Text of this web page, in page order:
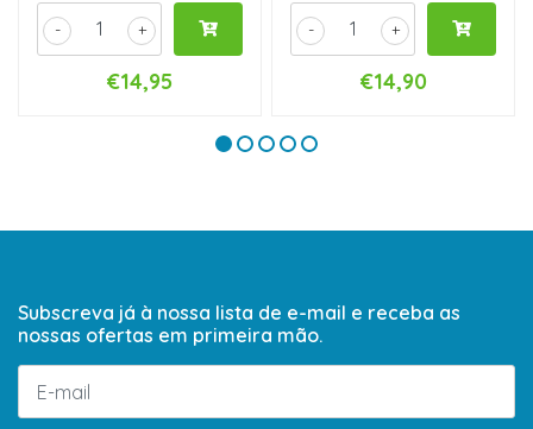
+
-
€14,95
+
-
€14,90
Subscreva já à nossa lista de e-mail e receba as
nossas ofertas em primeira mão.